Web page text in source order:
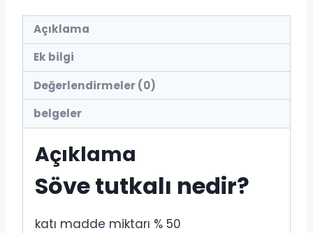
Açıklama
Ek bilgi
Değerlendirmeler (0)
belgeler
Açıklama
Söve tutkalı nedir?
katı madde miktarı % 50